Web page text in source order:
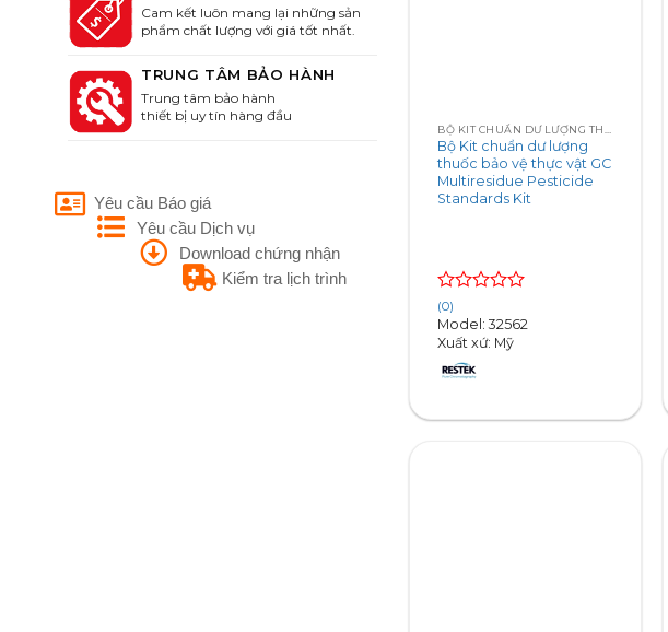
Cam kết luôn mang lại những sản
phẩm chất lượng với giá tốt nhất.
TRUNG TÂM BẢO HÀNH
Trung tâm bảo hành
thiết bị uy tín hàng đầu
Yêu cầu Báo giá
Yêu cầu Dịch vụ
Download chứng nhận
Kiểm tra lịch trình
Bộ Kit chuẩn dư lượng
thuốc bảo vệ thực vật GC
Multiresidue Pesticide
Standards Kit
Rated
0
out
5
(0)
Model: 32562
Xuất xứ: Mỹ